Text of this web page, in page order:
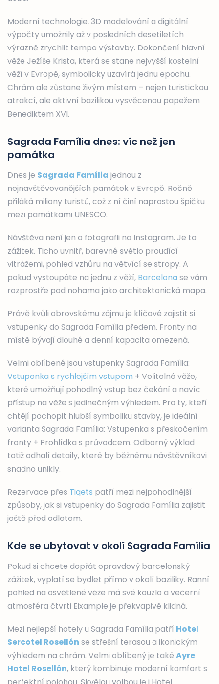
Moderní technologie, 3D modelování a digitální
výpočty umožnily až v posledních desetiletích
výrazně zrychlit tempo výstavby. Dokončení hlavní
věže Ježíše Krista, která se stane nejvyšší kostelní
věží v Evropě, symbolicky uzavírá jednu epochu.
Chrám ale zůstane živým místem – nejen turistickou
atrakcí, ale aktivní bazilikou vysvěcenou papežem
Benediktem XVI.
Sagrada Família dnes: víc než jen
památka
Dnes je Sagrada Família jednou z
nejnavštěvovanějších památek v Evropě. Ročně
přiláká miliony turistů, což z ní činí naprostou špičku
mezi památkami UNESCO.
Návštěva není jen o fotografii na Instagram. Je to
zážitek. Ticho uvnitř, barevné světlo proudící
vitrážemi, pohled vzhůru na větvící se stropy. A
pokud vystoupáte na jednu z věží, Barcelona se vám
rozprostře pod nohama jako architektonická mapa.
Právě kvůli obrovskému zájmu je klíčové zajistit si
vstupenky do Sagrada Família předem. Fronty na
místě bývají dlouhé a denní kapacita omezená.
Velmi oblíbené jsou vstupenky Sagrada Família:
Vstupenka s rychlejším vstupem + Volitelné věže,
které umožňují pohodlný vstup bez čekání a navíc
přístup na věže s jedinečným výhledem. Pro ty, kteří
chtějí pochopit hlubší symboliku stavby, je ideální
varianta Sagrada Família: Vstupenka s přeskočením
fronty + Prohlídka s průvodcem. Odborný výklad
totiž odhalí detaily, které by běžnému návštěvníkovi
snadno unikly.
Rezervace přes Tiqets patří mezi nejpohodlnější
způsoby, jak si vstupenky do Sagrada Família zajistit
ještě před odletem.
Kde se ubytovat v okolí Sagrada Família
Pokud si chcete dopřát opravdový barcelonský
zážitek, vyplatí se bydlet přímo v okolí baziliky. Ranní
pohled na osvětlené věže má své kouzlo a večerní
atmosféra čtvrti Eixample je překvapivě klidná.
Mezi nejlepší hotely u Sagrada Família patří Hotel
Sercotel Rosellón se střešní terasou a ikonickým
výhledem na chrám. Velmi oblíbený je také Ayre
Hotel Rosellón, který kombinuje moderní komfort s